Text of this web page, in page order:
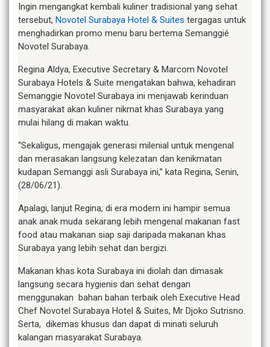
Ingin mengangkat kembali kuliner tradisional yang sehat
tersebut, Novotel Surabaya Hotel & Suites tergagas untuk
menghadirkan promo menu baru bertema Semanggié
Novotel Surabaya.
Regina Aldya, Executive Secretary & Marcom Novotel
Surabaya Hotels & Suite mengatakan bahwa, kehadiran
Semanggie Novotel Surabaya ini menjawab kerinduan
masyarakat akan kuliner nikmat khas Surabaya yang
mulai hilang di makan waktu.
“Sekaligus, mengajak generasi milenial untuk mengenal
dan merasakan langsung kelezatan dan kenikmatan
kudapan Semanggi asli Surabaya ini,” kata Regina, Senin,
(28/06/21).
Apalagi, lanjut Regina, di era modern ini hampir semua
anak anak muda sekarang lebih mengenal makanan fast
food atau makanan siap saji daripada makanan khas
Surabaya yang lebih sehat dan bergizi.
Makanan khas kota Surabaya ini diolah dan dimasak
langsung secara hygienis dan sehat dengan
menggunakan bahan bahan terbaik oleh Executive Head
Chef Novotel Surabaya Hotel & Suites, Mr Djoko Sutrisno.
Serta, dikemas khusus dan dapat di minati seluruh
kalangan masyarakat Surabaya.